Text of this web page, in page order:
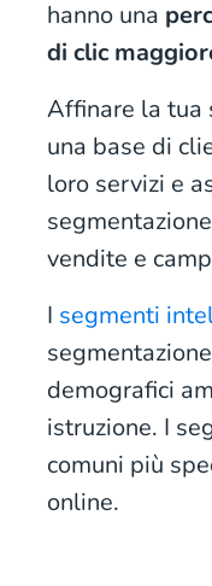
hanno una
di clic
Affinare la tua
una base di
loro servizi e
vendite e
I segmenti
demografici
istruzione. I
comuni più
online.